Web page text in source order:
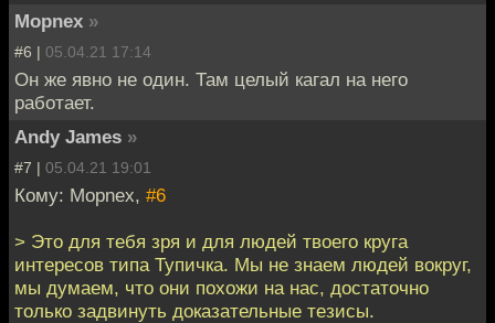
Mоpnex »
#6 | 05.04.21 17:14
Он же явно не один. Там целый кагал на него
работает.
Andy James »
#7 | 05.04.21 19:01
Кому: Mоpnex, #6
> Это для тебя зря и для людей твоего круга
интересов типа Тупичка. Мы не знаем людей вокруг,
мы думаем, что они похожи на нас, достаточно
только задвинуть доказательные тезисы.